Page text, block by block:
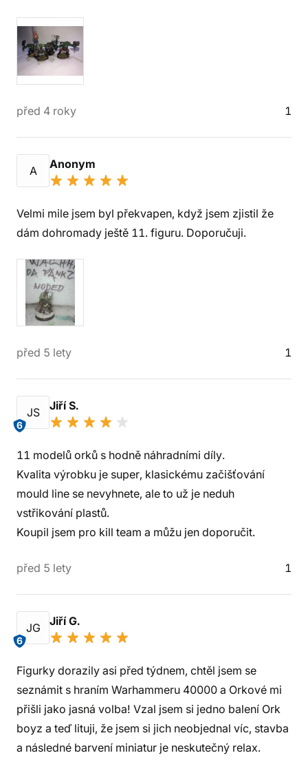
před 4 roky 1
A Anonym
Velmi mile jsem byl překvapen, když jsem zjistil že
dám dohromady ještě 11. figuru. Doporučuji.
před 5 lety 1
JS
6
Jiří S.
11 modelů orků s hodně náhradními díly.
Kvalita výrobku je super, klasickému začišťování
mould line se nevyhnete, ale to už je neduh
vstřikování plastů.
Koupil jsem pro kill team a můžu jen doporučit.
před 5 lety 1
JG
6
Jiří G.
Figurky dorazily asi před týdnem, chtěl jsem se
seznámit s hraním Warhammeru 40000 a Orkové mi
přišli jako jasná volba! Vzal jsem si jedno balení Ork
boyz a teď lituji, že jsem si jich neobjednal víc, stavba
a následné barvení miniatur je neskutečný relax.